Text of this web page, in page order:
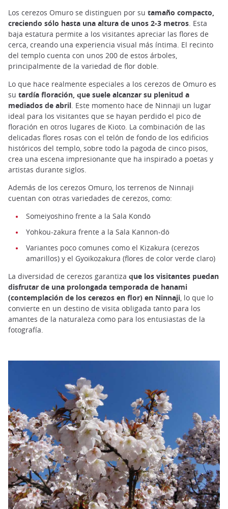
Los cerezos Omuro se distinguen por su tamaño compacto,
creciendo sólo hasta una altura de unos 2-3 metros. Esta
baja estatura permite a los visitantes apreciar las flores de
cerca, creando una experiencia visual más íntima. El recinto
del templo cuenta con unos 200 de estos árboles,
principalmente de la variedad de flor doble.
Lo que hace realmente especiales a los cerezos de Omuro es
su tardía floración, que suele alcanzar su plenitud a
mediados de abril. Este momento hace de Ninnaji un lugar
ideal para los visitantes que se hayan perdido el pico de
floración en otros lugares de Kioto. La combinación de las
delicadas flores rosas con el telón de fondo de los edificios
históricos del templo, sobre todo la pagoda de cinco pisos,
crea una escena impresionante que ha inspirado a poetas y
artistas durante siglos.
Además de los cerezos Omuro, los terrenos de Ninnaji
cuentan con otras variedades de cerezos, como:
Someiyoshino frente a la Sala Kondō
Yohkou-zakura frente a la Sala Kannon-dō
Variantes poco comunes como el Kizakura (cerezos
amarillos) y el Gyoikozakura (flores de color verde claro)
La diversidad de cerezos garantiza que los visitantes puedan
disfrutar de una prolongada temporada de hanami
(contemplación de los cerezos en flor) en Ninnaji, lo que lo
convierte en un destino de visita obligada tanto para los
amantes de la naturaleza como para los entusiastas de la
fotografía.